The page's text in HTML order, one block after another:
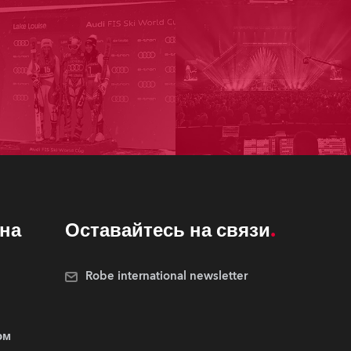
Оставайтесь на связи
Robe international newsletter